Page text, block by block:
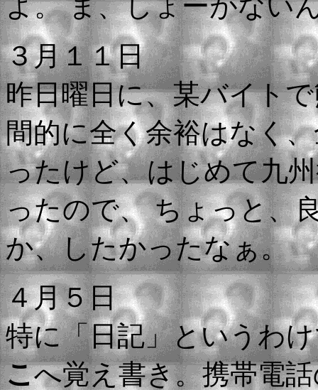
３月１１日
昨日曜日に、某バイト
間的に全く余裕はなく
ったけど、はじめて九
ったので、 ちょっと、
か、したかったなぁ。
４月５日
特に「日記」というわ
こへ覚え書き。携帯電